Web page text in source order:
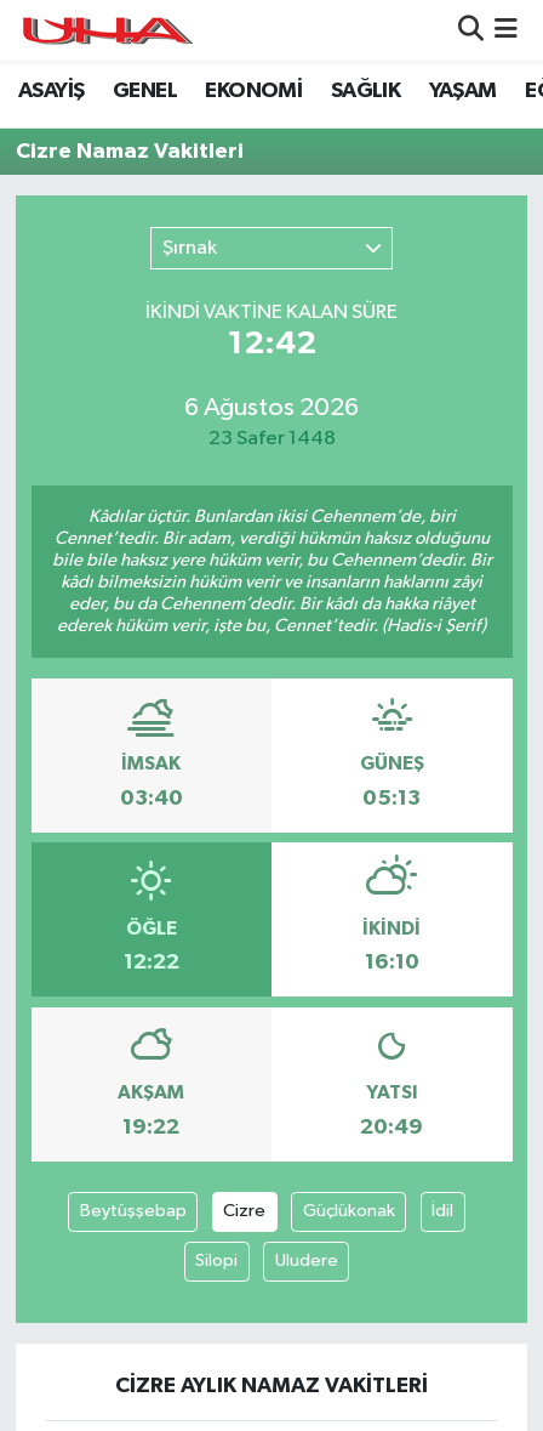
ASAYİŞ GENEL EKONOMİ SAĞLIK YAŞAM
Cizre Namaz Vakitleri
Şırnak
İKINDI VAKTİNE KALAN SÜRE
12:42
6 Ağustos 2026
23 Safer 1448
Kâdılar üçtür. Bunlardan ikisi Cehennem’de, biri
Cennet’tedir. Bir adam, verdiği hükmün haksız olduğunu
bile bile haksız yere hüküm verir, bu Cehennem’dedir. Bir
kâdı bilmeksizin hüküm verir ve insanların haklarını zâyi
eder, bu da Cehennem’dedir. Bir kâdı da hakka riâyet
ederek hüküm verir, işte bu, Cennet’tedir. (Hadis-i Şerif)
İMSAK
03:40
GÜNEŞ
05:13
ÖĞLE
12:22
İKINDI
16:10
AKŞAM
19:22
YATSI
20:49
Beytüşşebap Cizre Güçlükonak İdil
Silopi Uludere
CIZRE AYLIK NAMAZ VAKITLERI
ASAYİŞ
GÜNDEM
LEZETLERİMİZ
EĞİTİM
ÇEVRE
HABERDE İNSAN
BİLİM VE TEKNOLOJİ
KAMPANYALAR
KÜLTÜR-SANAT
Magazin
POLİTİKA
SPOR
VEFATLAR
Yerel
Nöbetçi Eczaneler
Hava Durumu
Puan Durumu ve Fikstür
Tüm Manşetler
Haber Arşivi